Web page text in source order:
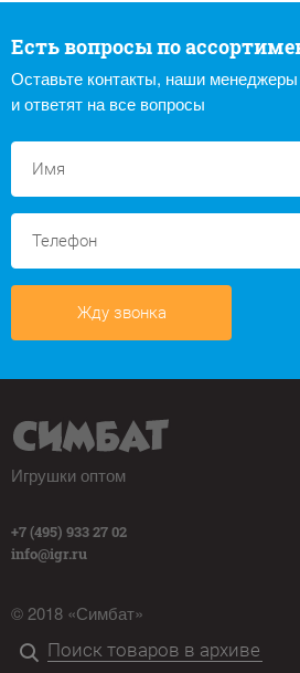
Есть вопросы по
Оставьте контакты, наши
и ответят на все вопросы
Жду звонка
Игрушки оптом
+7 (495) 933 27 02
info@igr.ru
© 2018 «Симбат»